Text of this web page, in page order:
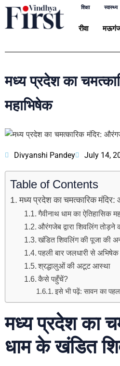
शिक्षा स्वास्थ्य
रीवा
मध्य प्रदेश का
महाभिषेक
Divyanshi Pandey July 14,
Table of Contents
मध्य प्रदेश का चमत्कारिक
गैवीनाथ धाम का ऐतिहासिक
औरंगजेब द्वारा शिवलिंग तोड़ने
खंडित शिवलिंग की पूजा की
पहली बार जलधारी से अभिषेक
श्रद्धालुओं की अटूट आस्था
कैसे पहुँचें?
इसे भी पढ़ें: सावन का
मध्य प्रदेश का
धाम के खंडित